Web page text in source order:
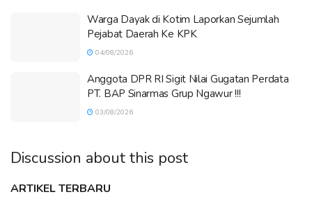
Warga Dayak di Kotim Laporkan Sejumlah
Pejabat Daerah Ke KPK
04/08/2026
Anggota DPR RI Sigit Nilai Gugatan Perdata
PT. BAP Sinarmas Grup Ngawur !!!
03/08/2026
Discussion about this post
ARTIKEL TERBARU